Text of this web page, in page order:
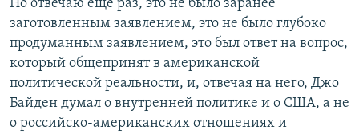
Но отвечаю еще раз, это не было заранее
заготовленным заявлением, это не было глубоко
продуманным заявлением, это был ответ на вопрос,
который общепринят в американской
политической реальности, и, отвечая на него, Джо
Байден думал о внутренней политике и о США, а не
о российско-американских отношениях и